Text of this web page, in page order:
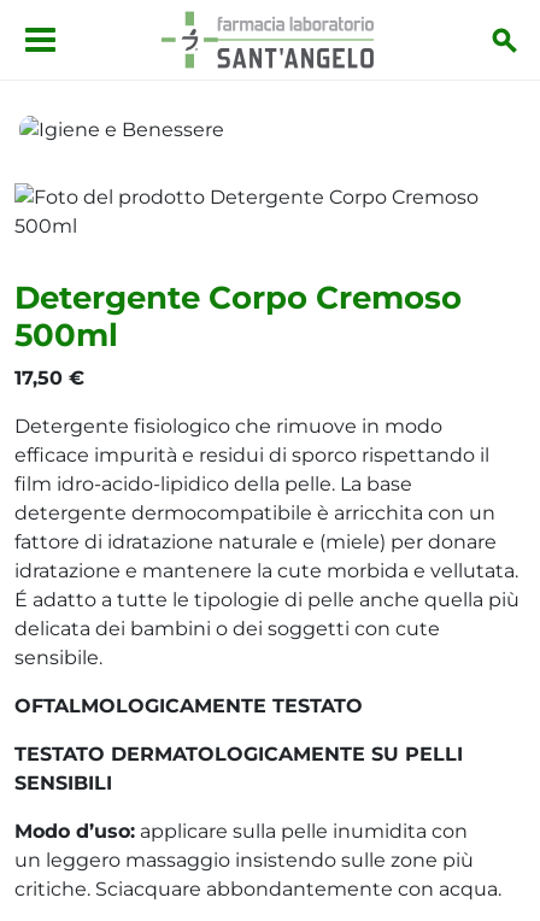
Salta al contenuto principale
Detergente Corpo Cremoso
500ml
17,50 €
Detergente fisiologico che rimuove in modo
efficace impurità e residui di sporco rispettando il
film idro-acido-lipidico della pelle. La base
detergente dermocompatibile è arricchita con un
fattore di idratazione naturale e (miele) per donare
idratazione e mantenere la cute morbida e vellutata.
É adatto a tutte le tipologie di pelle anche quella più
delicata dei bambini o dei soggetti con cute
sensibile.
OFTALMOLOGICAMENTE TESTATO
TESTATO DERMATOLOGICAMENTE SU PELLI
SENSIBILI
Modo d’uso: applicare sulla pelle inumidita con
un leggero massaggio insistendo sulle zone più
critiche. Sciacquare abbondantemente con acqua.